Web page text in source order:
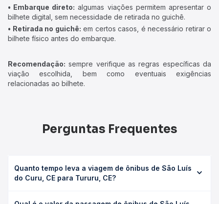
• Embarque direto: algumas viações permitem apresentar o
bilhete digital, sem necessidade de retirada no guichê.
• Retirada no guichê: em certos casos, é necessário retirar o
bilhete físico antes do embarque.
Recomendação: sempre verifique as regras específicas da
viação escolhida, bem como eventuais exigências
relacionadas ao bilhete.
Perguntas Frequentes
Quanto tempo leva a viagem de ônibus de São Luís
do Curu, CE para Tururu, CE?